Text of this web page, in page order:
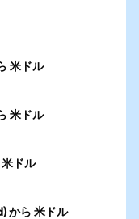
米ドル
米ドル
ドル
から 米ドル